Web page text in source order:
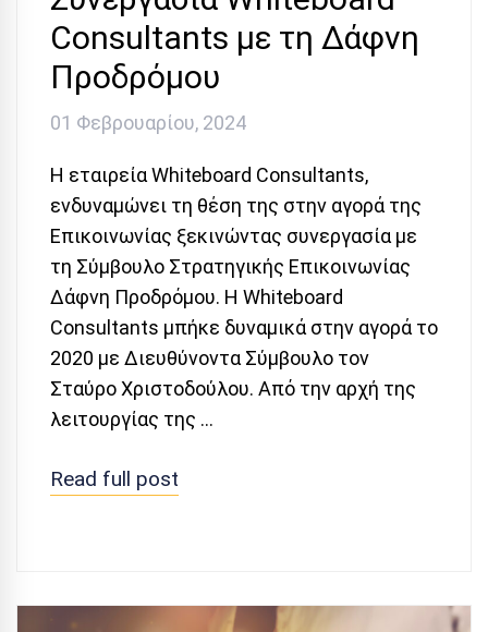
Consultants με τη Δάφνη
Προδρόμου
01 Φεβρουαρίου, 2024
Η εταιρεία Whiteboard Consultants,
ενδυναμώνει τη θέση της στην αγορά της
Επικοινωνίας ξεκινώντας συνεργασία με
τη Σύμβουλο Στρατηγικής Επικοινωνίας
Δάφνη Προδρόμου. Η Whiteboard
Consultants μπήκε δυναμικά στην αγορά το
2020 με Διευθύνοντα Σύμβουλο τον
Σταύρο Χριστοδούλου. Από την αρχή της
λειτουργίας της …
Read full post